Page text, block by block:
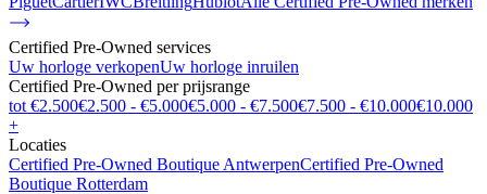
Certified Pre-Owned services
Uw horloge verkopenUw horloge inruilen
Certified Pre-Owned per prijsrange
tot €2.500€2.500 - €5.000€5.000 - €7.500€7.500 - €10.000€10.000
+
Locaties
Certified Pre-Owned Boutique AntwerpenCertified Pre-Owned
Boutique Rotterdam